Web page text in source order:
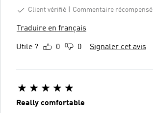
Client vérifié
Commentaire récompensé
Traduire en français
Utile ? 0 0 Signaler cet avis
Really comfortable